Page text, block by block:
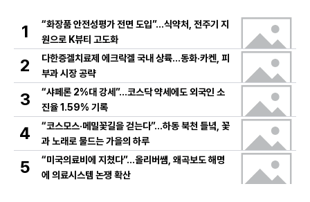
1
“화장품 안전성평가 전면 도입”…식약처, 전주기 지
원으로 K뷰티 고도화
2
다한증겔치료제 에크락겔 국내 상륙…동화·카켄, 피
부과 시장 공략
3
“샤페론 2%대 강세”…코스닥 약세에도 외국인 소
진율 1.59% 기록
4
“코스모스·메밀꽃길을 걷는다”…하동 북천 들녘, 꽃
과 노래로 물드는 가을의 하루
5
“미국의료비에 지쳤다”…올리버쌤, 왜곡보도 해명
에 의료시스템 논쟁 확산